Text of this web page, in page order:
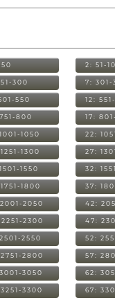
50 2: 51-
300 7: 301-
550 12:
800 17:
1050 22:
1300 27:
1550 32:
1800 37:
2050 42:
2300 47:
2550 52:
2800 57:
3050 62:
3300 67: